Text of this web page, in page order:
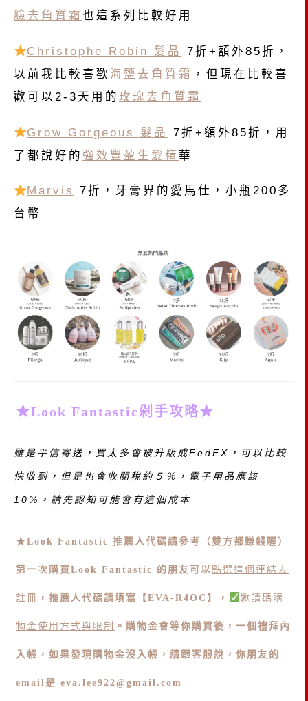
臉去角質霜 也這系列比較好用
Christophe Robin 髮品
7折+額外85折，
以前我比較喜歡 海鹽去角質霜 ，但現在比較喜
歡可以2-3天用的 玫瑰去角質霜
Grow Gorgeous 髮品
7折+額外85折，用
了都說好的 強效豐盈生髮精 華
Marvis
7折，牙膏界的愛馬仕，小瓶200多
台幣
★Look Fantastic剁手攻略★
雖是平信寄送，買太多會被升級成FedEX，可以比較
快收到，但是也會收關稅約５％，電子用品應該
10%，請先認知可能會有這個成本
★Look Fantastic 推薦人代碼請參考（雙方都賺錢喔）
第一次購買 Look Fantastic 的朋友可以 點選這個連結去
註冊 ， 推薦人代碼請填寫【EVA-R4OC】 ， 邀請碼購
物金使用方式與限制 。 購物金會等你購買後，一個禮拜內
入帳， 如果發現購物金沒入帳，請跟客服說， 你朋友的
email是 eva.lee922@gmail.com